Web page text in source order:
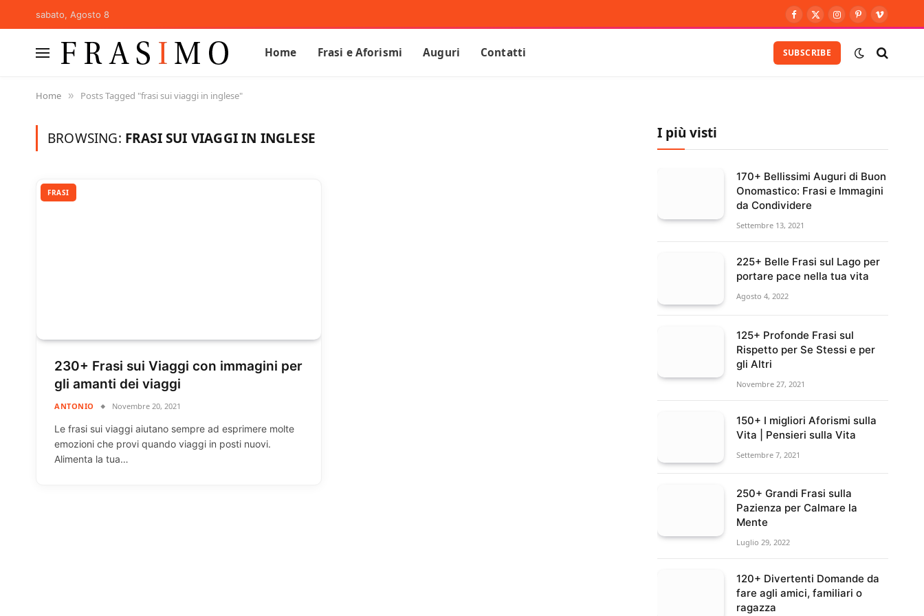
sabato, Agosto 8
Facebook
X
Instagram
Pinterest
Vimeo
Home Frasi e Aforismi Auguri Contatti SUBSCRIBE
Home » Posts Tagged "frasi sui viaggi in inglese"
BROWSING: FRASI SUI VIAGGI IN INGLESE
FRASI
230+ Frasi sui Viaggi con immagini per
gli amanti dei viaggi
ANTONIO Novembre 20, 2021
Le frasi sui viaggi aiutano sempre ad esprimere molte
emozioni che provi quando viaggi in posti nuovi.
Alimenta la tua…
I più visti
170+ Bellissimi Auguri di Buon
Onomastico: Frasi e Immagini
da Condividere
Settembre 13, 2021
225+ Belle Frasi sul Lago per
portare pace nella tua vita
Agosto 4, 2022
125+ Profonde Frasi sul
Rispetto per Se Stessi e per
gli Altri
Novembre 27, 2021
150+ I migliori Aforismi sulla
Vita | Pensieri sulla Vita
Settembre 7, 2021
250+ Grandi Frasi sulla
Pazienza per Calmare la
Mente
Luglio 29, 2022
120+ Divertenti Domande da
fare agli amici, familiari o
ragazza